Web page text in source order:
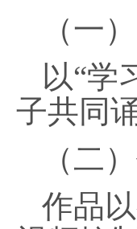
（一
以“学
子共同
（二
作品